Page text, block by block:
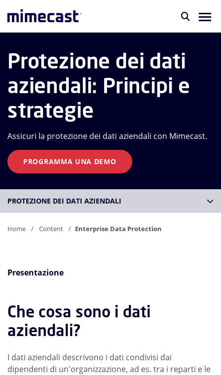
Protezione dei dati
aziendali: Principi e
strategie
Assicuri la protezione dei dati aziendali con Mimecast.
PROGRAMMA UNA DEMO
PROTEZIONE DEI DATI AZIENDALI
Home Content Enterprise Data Protection
Presentazione
Che cosa sono i dati
aziendali?
I dati aziendali descrivono i dati condivisi dai
dipendenti di un'organizzazione, ad es. tra i reparti e le